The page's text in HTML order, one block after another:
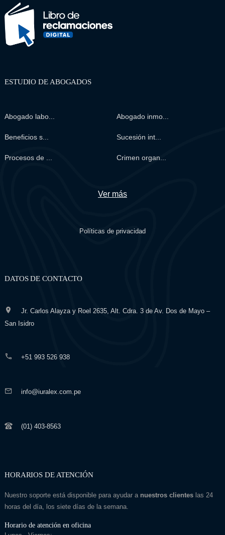
ESTUDIO DE ABOGADOS
Abogado labo... Abogado inmo...
Beneficios s... Sucesión int...
Procesos de ... Crimen organ...
Ver más
Políticas de privacidad
DATOS DE CONTACTO
Jr. Carlos Alayza y Roel 2635, Alt. Cdra. 3 de Av. Dos de Mayo –
San Isidro
+51 993 526 938
info@iuralex.com.pe
(01) 403-8563
HORARIOS DE ATENCIÓN
Nuestro soporte está disponible para ayudar a nuestros clienteslas 24
horas del día, los siete días de la semana.
Horario de atención en oficina